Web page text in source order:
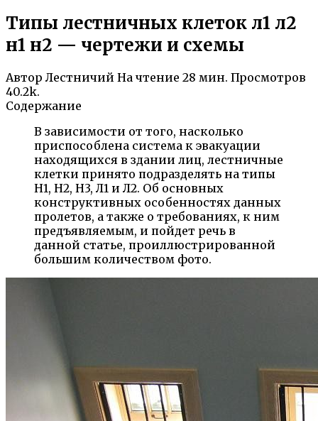
Типы лестничных клеток л1 л2
н1 н2 — чертежи и схемы
Автор Лестничий На чтение 28 мин. Просмотров
40.2k.
Содержание
В зависимости от того, насколько
приспособлена система к эвакуации
находящихся в здании лиц, лестничные
клетки принято подразделять на типы
Н1, Н2, Н3, Л1 и Л2. Об основных
конструктивных особенностях данных
пролетов, а также о требованиях, к ним
предъявляемым, и пойдет речь в
данной статье, проиллюстрированной
большим количеством фото.